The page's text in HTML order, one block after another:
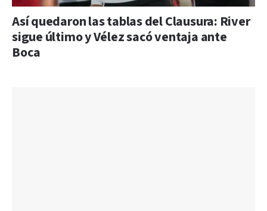
Así quedaron las tablas del Clausura: River
sigue último y Vélez sacó ventaja ante
Boca